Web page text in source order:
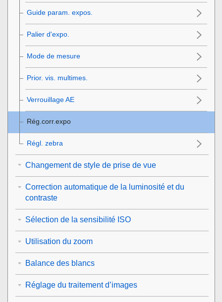
Guide param. expos.
Palier d'expo.
Mode de mesure
Prior. vis. multimes.
Verrouillage AE
Rég.corr.expo
Régl. zebra
Changement de style de prise de vue
Correction automatique de la luminosité et du
contraste
Sélection de la sensibilité ISO
Utilisation du zoom
Balance des blancs
Réglage du traitement d’images